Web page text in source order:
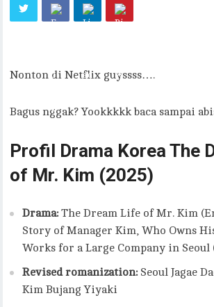
Nonton di Netflix guyssss….
Bagus nggak? Yookkkkk baca sampai
Profil Drama Korea The
of Mr. Kim (2025)
Drama:The Dream Life of Mr. Kim
Story of Manager Kim, Who Owns
Works for a Large Company in
Revised romanization:Seoul Jagae
Kim Bujang Yiyaki